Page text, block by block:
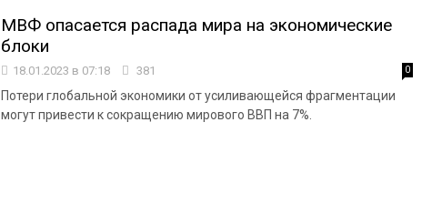
МВФ опасается распада мира на экономические
блоки
18.01.2023 в 07:18 381 0
Потери глобальной экономики от усиливающейся фрагментации
могут привести к сокращению мирового ВВП на 7%.